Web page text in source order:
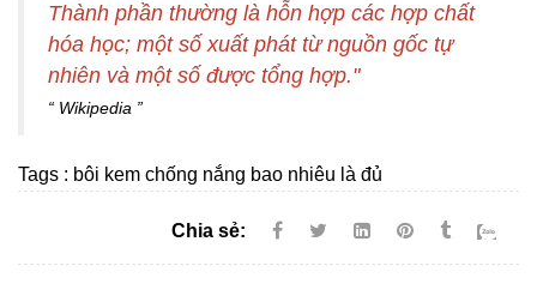
Thành phần thường là hỗn hợp các hợp chất
hóa học; một số xuất phát từ nguồn gốc tự
nhiên và một số được tổng hợp."
Wikipedia
Tags : bôi kem chống nắng bao nhiêu là đủ
Chia sẻ: